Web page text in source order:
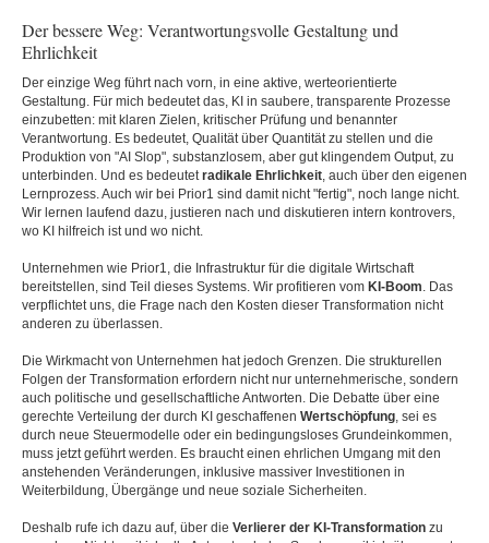
Der bessere Weg: Verantwortungsvolle Gestaltung und
Ehrlichkeit
Der einzige Weg führt nach vorn, in eine aktive, werteorientierte
Gestaltung. Für mich bedeutet das, KI in saubere, transparente Prozesse
einzubetten: mit klaren Zielen, kritischer Prüfung und benannter
Verantwortung. Es bedeutet, Qualität über Quantität zu stellen und die
Produktion von "AI Slop", substanzlosem, aber gut klingendem Output, zu
unterbinden. Und es bedeutetradikale Ehrlichkeit, auch über den eigenen
Lernprozess. Auch wir bei Prior1 sind damit nicht "fertig", noch lange nicht.
Wir lernen laufend dazu, justieren nach und diskutieren intern kontrovers,
wo KI hilfreich ist und wo nicht.
Unternehmen wie Prior1, die Infrastruktur für die digitale Wirtschaft
bereitstellen, sind Teil dieses Systems. Wir profitieren vom KI-Boom. Das
verpflichtet uns, die Frage nach den Kosten dieser Transformation nicht
anderen zu überlassen.
Die Wirkmacht von Unternehmen hat jedoch Grenzen. Die strukturellen
Folgen der Transformation erfordern nicht nur unternehmerische, sondern
auch politische und gesellschaftliche Antworten. Die Debatte über eine
gerechte Verteilung der durch KI geschaffenen Wertschöpfung, sei es
durch neue Steuermodelle oder ein bedingungsloses Grundeinkommen,
muss jetzt geführt werden. Es braucht einen ehrlichen Umgang mit den
anstehenden Veränderungen, inklusive massiver Investitionen in
Weiterbildung, Übergänge und neue soziale Sicherheiten.
Deshalb rufe ich dazu auf, über die Verlierer der KI-Transformation zu